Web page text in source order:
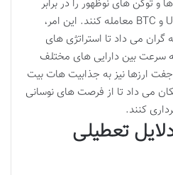
و توکن های نوظهور را در برابر
استیبل کوین هایی مانند USDT و BTC معامله کنند. این امر،
گران می داد تا استراتژی های
سرعت بین دارایی های مختلف
ارزها نیز به جذابیت هات بیت
می داد تا از فرصت های نوسانی
کنند.
تعطیلی